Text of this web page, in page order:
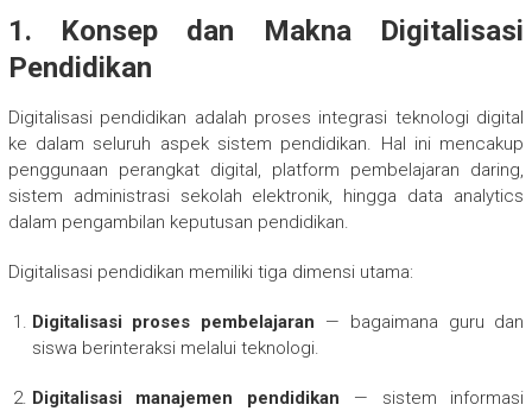
1. Konsep dan Makna Digitalisasi
Pendidikan
Digitalisasi pendidikan adalah proses integrasi teknologi digital
ke dalam seluruh aspek sistem pendidikan. Hal ini mencakup
penggunaan perangkat digital, platform pembelajaran daring,
sistem administrasi sekolah elektronik, hingga data analytics
dalam pengambilan keputusan pendidikan.
Digitalisasi pendidikan memiliki tiga dimensi utama:
Digitalisasi proses pembelajaran — bagaimana guru dan
siswa berinteraksi melalui teknologi.
Digitalisasi manajemen pendidikan — sistem informasi